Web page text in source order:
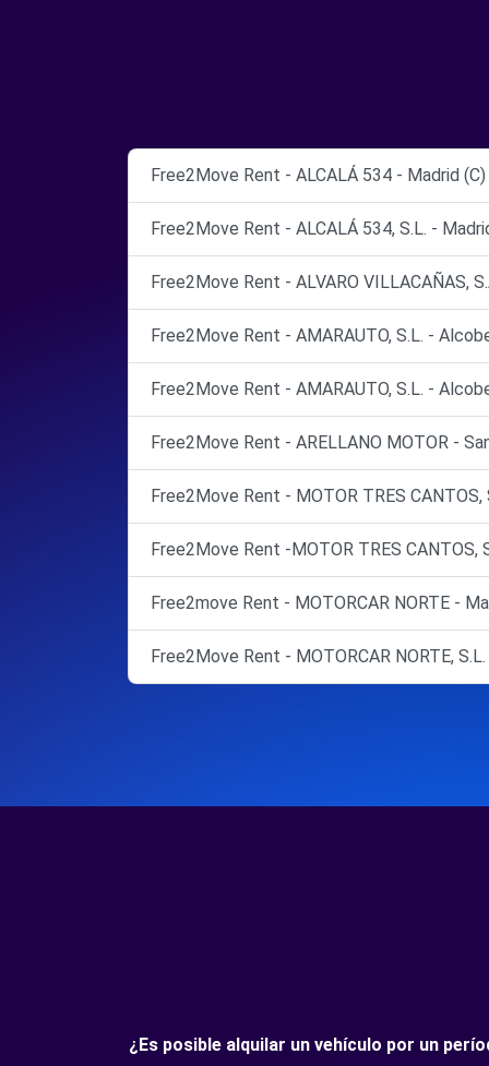
Free2Move Rent - ALCALÁ 534 - Madrid (C)
Free2Move Rent - ALCALÁ 534, S.L. -
Free2Move Rent - ALVARO VILLACAÑAS,
Free2Move Rent - AMARAUTO, S.L. -
Free2Move Rent - AMARAUTO, S.L. -
Free2Move Rent - ARELLANO MOTOR -
Free2Move Rent - MOTOR TRES CANTOS,
Free2Move Rent -MOTOR TRES CANTOS,
Free2move Rent - MOTORCAR NORTE -
Free2Move Rent - MOTORCAR NORTE,
¿Es posible alquilar un vehículo por un